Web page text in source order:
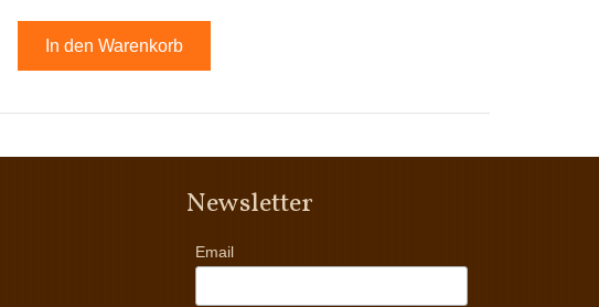
In den Warenkorb
Newsletter
Email